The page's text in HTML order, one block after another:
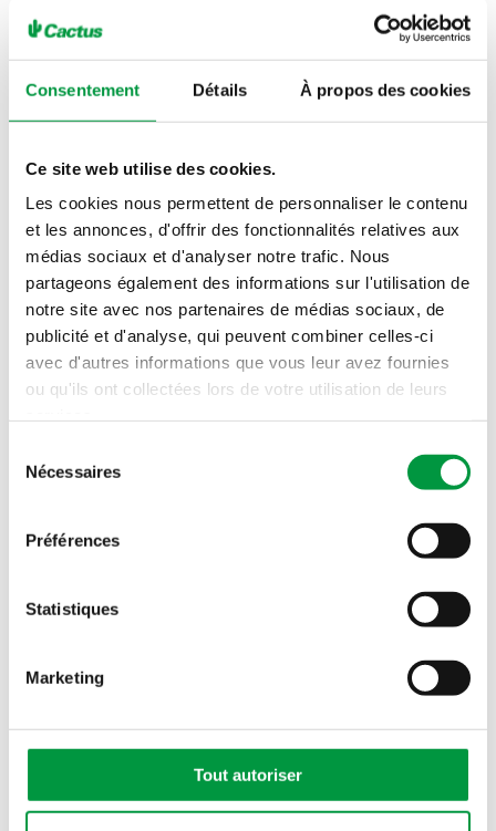
Consentement Détails À propos des cookies
Ce site web utilise des cookies.
Les cookies nous permettent de personnaliser le contenu
et les annonces, d'offrir des fonctionnalités relatives aux
médias sociaux et d'analyser notre trafic. Nous
partageons également des informations sur l'utilisation de
notre site avec nos partenaires de médias sociaux, de
publicité et d'analyse, qui peuvent combiner celles-ci
avec d'autres informations que vous leur avez fournies
ou qu'ils ont collectées lors de votre utilisation de leurs
Nécessaires
Préférences
Statistiques
Marketing
Tout autoriser
Cactus sac isotherme
Retour carte client Cactus